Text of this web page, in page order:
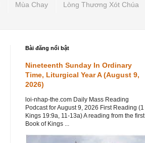
Mùa Chay Lòng Thương Xót Chúa
Bài đăng nổi bật
Nineteenth Sunday In Ordinary
Time, Liturgical Year A (August 9,
2026)
loi-nhap-the.com Daily Mass Reading
Podcast for August 9, 2026 First Reading (1
Kings 19:9a, 11-13a) A reading from the first
Book of Kings ...